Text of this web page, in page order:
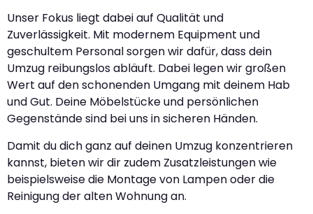
Unser Fokus liegt dabei auf Qualität und
Zuverlässigkeit. Mit modernem Equipment und
geschultem Personal sorgen wir dafür, dass dein
Umzug reibungslos abläuft. Dabei legen wir großen
Wert auf den schonenden Umgang mit deinem Hab
und Gut. Deine Möbelstücke und persönlichen
Gegenstände sind bei uns in sicheren Händen.
Damit du dich ganz auf deinen Umzug konzentrieren
kannst, bieten wir dir zudem Zusatzleistungen wie
beispielsweise die Montage von Lampen oder die
Reinigung der alten Wohnung an.